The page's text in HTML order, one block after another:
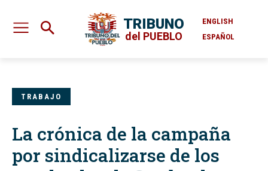
TRIBUNO
del PUEBLO
ENGLISH
ESPAÑOL
TRABAJO
La crónica de la campaña
por sindicalizarse de los